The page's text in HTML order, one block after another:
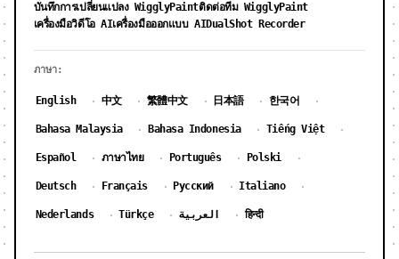
บันทึกการเปลี่ยนแปลง WigglyPaintติดต่อทีม WigglyPaint
เครื่องมือวิดีโอ AIเครื่องมือออกแบบ AIDualShot Recorder
ภาษา:
English · 中文 · 繁體中文 · 日本語 · 한국어 ·
Bahasa Malaysia · Bahasa Indonesia · Tiếng Việt ·
Español · ภาษาไทย · Português · Polski ·
Deutsch · Français · Русский · Italiano ·
Nederlands · Türkçe · العربية · हिन्दी